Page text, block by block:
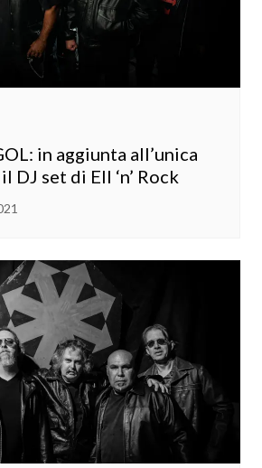
in aggiunta all’unica
DJ set di Ell ‘n’ Rock